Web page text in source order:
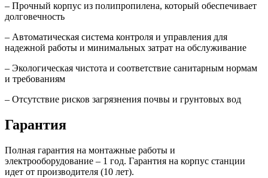
– Прочный корпус из полипропилена, который обеспечивает
долговечность
– Автоматическая система контроля и управления для
надежной работы и минимальных затрат на обслуживание
– Экологическая чистота и соответствие санитарным нормам
и требованиям
– Отсутствие рисков загрязнения почвы и грунтовых вод
Гарантия
Полная гарантия на монтажные работы и
электрооборудование – 1 год. Гарантия на корпус станции
идет от производителя (10 лет).